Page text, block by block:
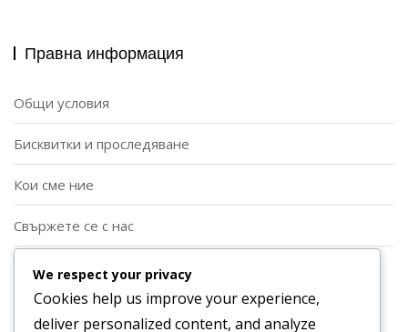
Правна информация
Общи условия
Бисквитки и проследяване
Кои сме ние
Свържете се с нас
Политика за поверителност
Категории
We respect your privacy
Cookies help us improve your experience,
deliver personalized content, and analyze